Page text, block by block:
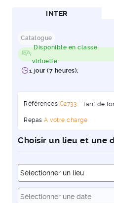
INTER
Catalogue
Disponible en classe
virtuelle
1 jour (7 heures);
Références C2733 Tarif de
Repas A votre charge
Choisir un lieu et une
Sélectionner une date